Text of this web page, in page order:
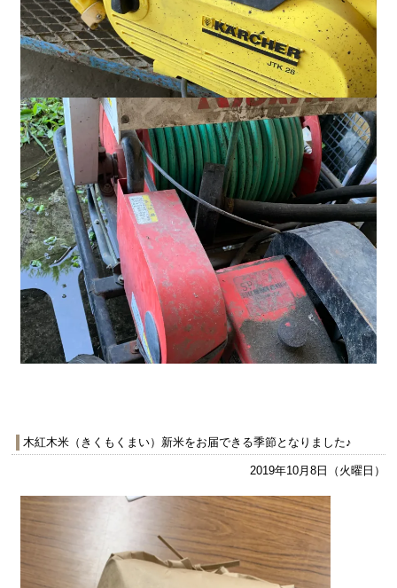
木紅木米（きくもくまい）新米をお届できる季節となりました♪
2019年10月8日（火曜日）